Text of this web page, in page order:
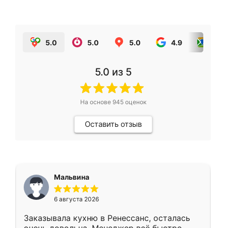
5.0 5.0 5.0 4.9
5.0 из 5
На основе 945оценок
Оставить отзыв
Мальвина
6 августа 2026
Заказывала кухню в Ренессанс, осталась